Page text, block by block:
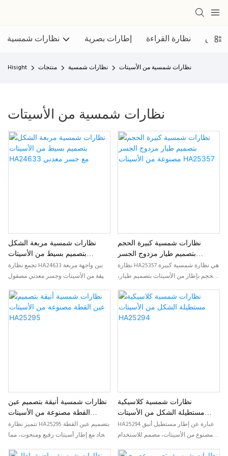
نظارات شمسية إطارات بصرية نظارة القراءة
Hisight منتجات نظارات شمسية نظارات شمسية من الأسيتات
نظارات شمسية من الأسيتات
نظارات شمسية مربعة الشكل
بتصميم بسيط من الأسيتات
HA24633 مع جسر معدني تجمع نظارة HA24633 بين واجهة مربعة
أنيقة من الأسيتات وجسر معدني مصقول
وفخمًا في آن واحد. صُممت هذه النظارة
خصيصًا للعلامات التجارية التي تبحث عن
نظارات شمسية عصرية مصنوعة من
نظارات شمسية كبيرة الحجم
بتصميم طيار مزدوج الجسر
مصنوعة من الأسيتات HA25357
نظارة HA25357 هي نظارة شمسية كبيرة
الحجم بإطار من الأسيتات بتصميم طيار،
هندسية قوية. صُممت هذه النظارة خصيصًا
للعلامات التجارية التي تبحث عن نظارات
شمسية مميزة من الأسيتات بلمسة
نظارات شمسية أنيقة بتصميم عين
القطة مصنوعة من الأسيتات
HA25295
تتميز نظارة HA25295 بتصميم عين القطة
الحاد مع إطار أسيتات رفيع ومنحوت، مما
نظارات شمسية كلاسيكية
مستطيلة الشكل من الأسيتات
HA25294
HA25294 عبارة عن إطار مستطيل أنيق
مصنوع من الأسيتات، مصمم للاستخدام